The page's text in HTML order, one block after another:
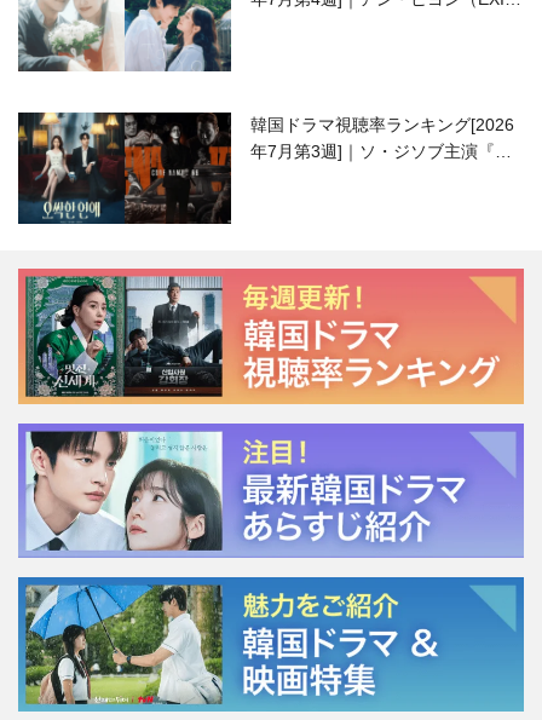
韓国ドラマ視聴率ランキング[2026
年7月第3週]｜ソ・ジソブ主演『エ